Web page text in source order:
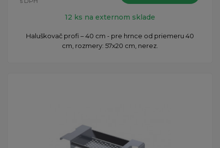
12 ks na externom sklade
Haluškovač profi – 40 cm - pre hrnce od priemeru 40
cm, rozmery: 57x20 cm, nerez.